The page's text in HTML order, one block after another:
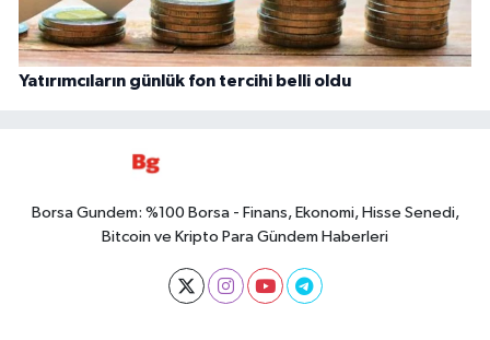
Yatırımcıların günlük fon tercihi belli oldu
Borsa Gundem: %100 Borsa - Finans, Ekonomi, Hisse Senedi,
Bitcoin ve Kripto Para Gündem Haberleri